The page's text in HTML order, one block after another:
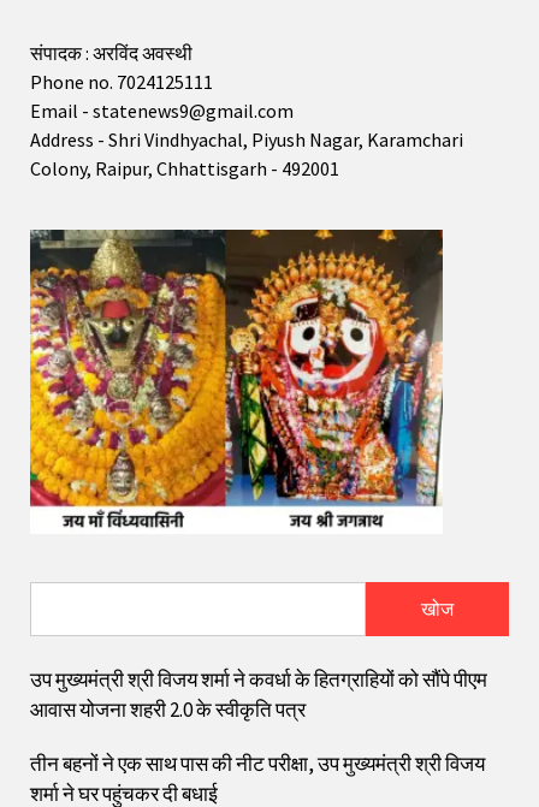
संपादक : अरविंद अवस्थी
Phone no. 7024125111
Email - statenews9@gmail.com
Address - Shri Vindhyachal, Piyush Nagar, Karamchari
Colony, Raipur, Chhattisgarh - 492001
खोज
उप मुख्यमंत्री श्री विजय शर्मा ने कवर्धा के हितग्राहियों को सौंपे पीएम
आवास योजना शहरी 2.0 के स्वीकृति पत्र
तीन बहनों ने एक साथ पास की नीट परीक्षा, उप मुख्यमंत्री श्री विजय
शर्मा ने घर पहुंचकर दी बधाई